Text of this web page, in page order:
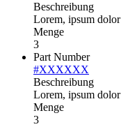
Beschreibung
Lorem, ipsum
Menge
3
Part Number
#XXXXXX
Beschreibung
Lorem, ipsum
Menge
3